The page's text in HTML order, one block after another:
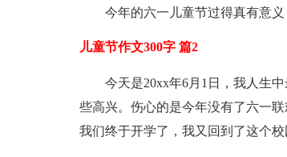
今年的六一儿童节过得真有意
儿童节作文300字 篇2
今天是20xx年6月1日，我人生
些高兴。伤心的是今年没有了六一
我们终于开学了，我又回到了这个校